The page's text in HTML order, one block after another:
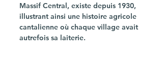
Massif Central, existe depuis 1930,
illustrant ainsi une histoire agricole
cantalienne où chaque village avait
autrefois sa laiterie.